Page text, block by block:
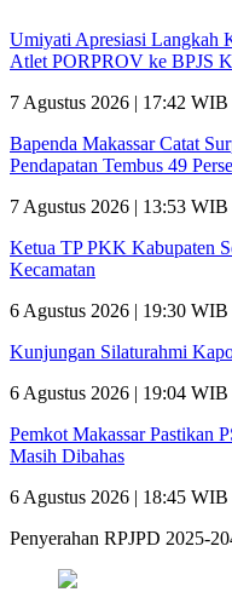
Umiyati Apresiasi Langkah
Atlet PORPROV ke BPJS
7 Agustus 2026 | 17:42 WIB
Bapenda Makassar Catat
Pendapatan Tembus 49
7 Agustus 2026 | 13:53 WIB
Ketua TP PKK Kabupaten
Kecamatan
6 Agustus 2026 | 19:30 WIB
Kunjungan Silaturahmi
6 Agustus 2026 | 19:04 WIB
Pemkot Makassar Pastikan
Masih Dibahas
6 Agustus 2026 | 18:45 WIB
Penyerahan RPJPD 2025-